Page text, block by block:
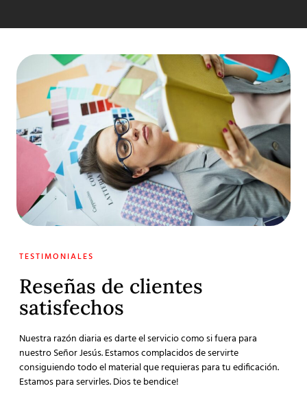
TESTIMONIALES
Reseñas de clientes
satisfechos
Nuestra razón diaria es darte el servicio como si fuera para
nuestro Señor Jesús. Estamos complacidos de servirte
consiguiendo todo el material que requieras para tu edificación.
Estamos para servirles. Dios te bendice!